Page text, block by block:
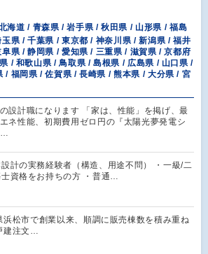
海道 / 青森県 / 岩手県 / 秋田県 / 山形県 / 福島
県 / 千葉県 / 東京都 / 神奈川県 / 新潟県 / 福井
県 / 静岡県 / 愛知県 / 三重県 / 滋賀県 / 京都府
/ 和歌山県 / 鳥取県 / 島根県 / 広島県 / 山口県 /
/ 福岡県 / 佐賀県 / 長崎県 / 熊本県 / 大分県 / 宮
設計職になります 「家は、性能」を掲げ、最
ネ性能、初期費用ゼロ円の『太陽光夢発電シ
…
設計の実務経験者（構造、用途不問） ・一級/二
資格をお持ちの方 ・普通…
浜松市で創業以来、順調に販売棟数を積み重ね
建注文…